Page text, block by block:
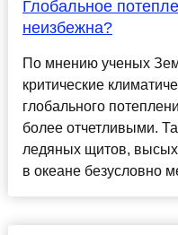
Глобальное
неизбежна?
По мнению ученых
критические
глобального
более отчетливыми.
ледяных щитов,
в океане безусловно